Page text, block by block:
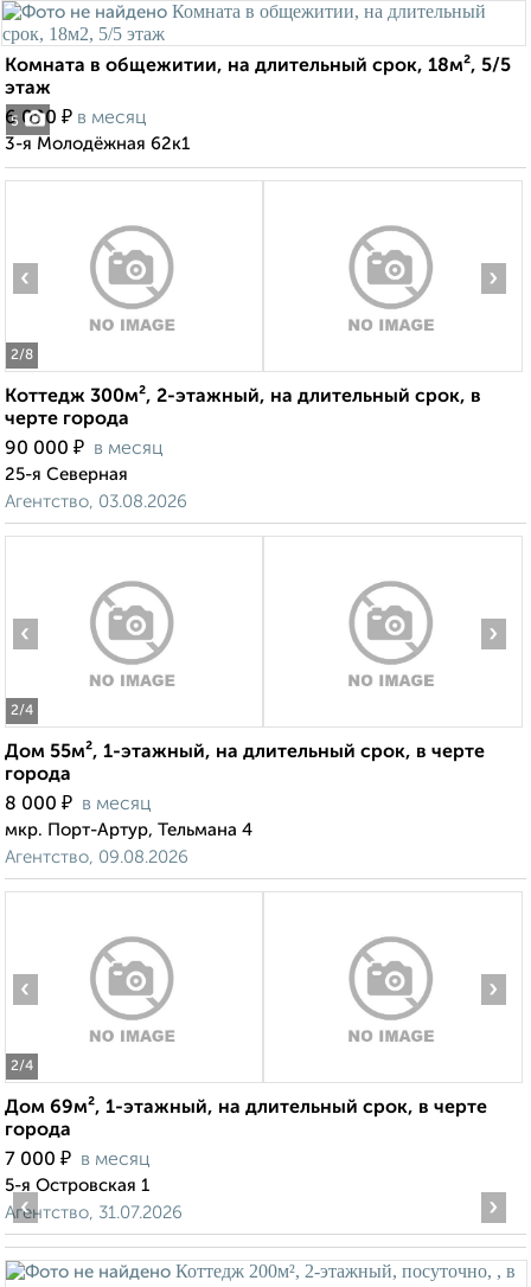
5
Комната в общежитии, на длительный срок, 18м², 5/5
этаж
6 000 ₽ в месяц
3-я Молодёжная 62к1
2/8
‹ ›
Коттедж 300м², 2-этажный, на длительный срок, в
черте города
90 000 ₽ в месяц
25-я Северная
Агентство, 03.08.2026
2/4
‹ ›
Дом 55м², 1-этажный, на длительный срок, в черте
города
8 000 ₽ в месяц
мкр. Порт-Артур, Тельмана 4
Агентство, 09.08.2026
2/4
‹ ›
Дом 69м², 1-этажный, на длительный срок, в черте
города
7 000 ₽ в месяц
5-я Островская 1
Агентство, 31.07.2026
‹ ›